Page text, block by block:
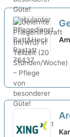
in